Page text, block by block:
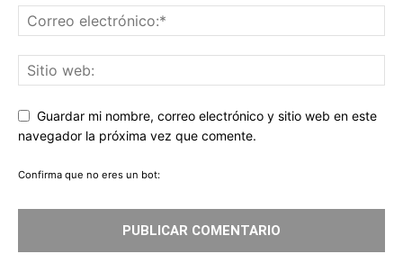
Guardar mi nombre, correo electrónico y sitio web en este
navegador la próxima vez que comente.
Confirma que no eres un bot: